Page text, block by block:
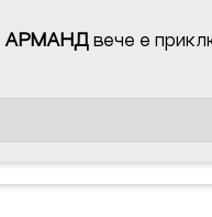
АРМАНДвече е